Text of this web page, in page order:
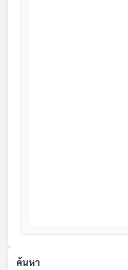
ค้นหา